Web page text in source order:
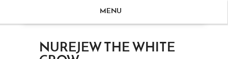
MENU
NUREJEW THE WHITE